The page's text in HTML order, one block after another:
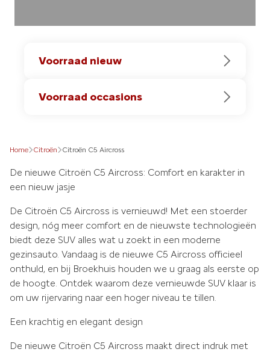
Voorraad nieuw
Voorraad occasions
Home Citroën Citroën C5 Aircross
De nieuwe Citroën C5 Aircross: Comfort en karakter in
een nieuw jasje
De Citroën C5 Aircross is vernieuwd! Met een stoerder
design, nóg meer comfort en de nieuwste technologieën
biedt deze SUV alles wat u zoekt in een moderne
gezinsauto. Vandaag is de nieuwe C5 Aircross officieel
onthuld, en bij Broekhuis houden we u graag als eerste op
de hoogte. Ontdek waarom deze vernieuwde SUV klaar is
om uw rijervaring naar een hoger niveau te tillen.
Een krachtig en elegant design
De nieuwe Citroën C5 Aircross maakt direct indruk met